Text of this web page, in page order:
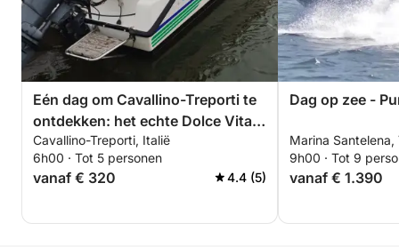
Eén dag om Cavallino-Treporti te
ontdekken: het echte Dolce Vita
op een motorboot
Cavallino-Treporti, Italië
6h00 · Tot 5 personen
vanaf € 320 4.4 (5)
Dag op zee -
Marina
9h00 · Tot 9
vanaf € 1.390